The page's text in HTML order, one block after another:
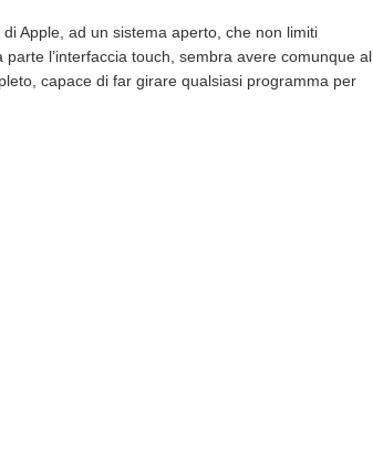
Apple, ad un sistema aperto, che non limiti
parte l’interfaccia touch, sembra avere comunque al
capace di far girare qualsiasi programma per